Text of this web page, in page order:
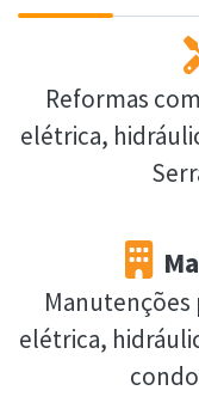
Reformas
elétrica,
Manutenções
elétrica,